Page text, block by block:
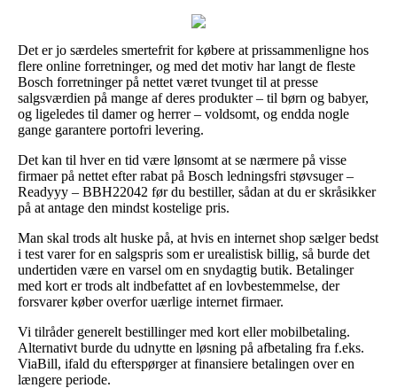
Det er jo særdeles smertefrit for købere at prissammenligne hos
flere online forretninger, og med det motiv har langt de fleste
Bosch forretninger på nettet været tvunget til at presse
salgsværdien på mange af deres produkter – til børn og babyer,
og ligeledes til damer og herrer – voldsomt, og endda nogle
gange garantere portofri levering.
Det kan til hver en tid være lønsomt at se nærmere på visse
firmaer på nettet efter rabat på Bosch ledningsfri støvsuger –
Readyyy – BBH22042 før du bestiller, sådan at du er skråsikker
på at antage den mindst kostelige pris.
Man skal trods alt huske på, at hvis en internet shop sælger bedst
i test varer for en salgspris som er urealistisk billig, så burde det
undertiden være en varsel om en snydagtig butik. Betalinger
med kort er trods alt indbefattet af en lovbestemmelse, der
forsvarer køber overfor uærlige internet firmaer.
Vi tilråder generelt bestillinger med kort eller mobilbetaling.
Alternativt burde du udnytte en løsning på afbetaling fra f.eks.
ViaBill, ifald du efterspørger at finansiere betalingen over en
længere periode.